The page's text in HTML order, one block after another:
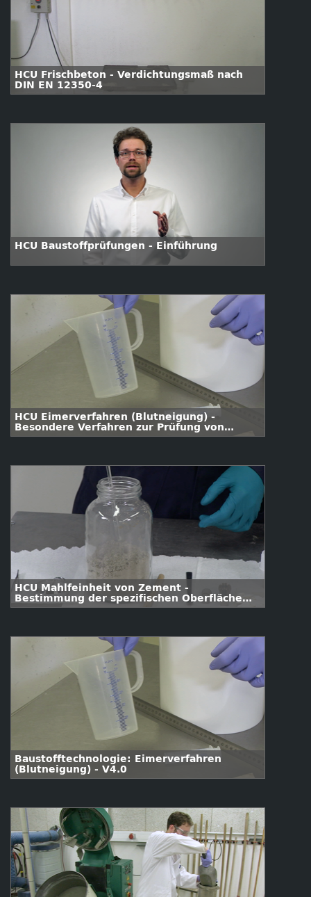
HCU Frischbeton - Verdichtungsmaß nach
DIN EN 12350-4
HCU Baustoffprüfungen - Einführung
HCU Eimerverfahren (Blutneigung) -
Besondere Verfahren zur Prüfung von
Frischbeton
HCU Mahlfeinheit von Zement -
Bestimmung der spezifischen Oberfläche
nach Blaine nach DIN EN 196-6
Baustofftechnologie: Eimerverfahren
(Blutneigung) - V4.0